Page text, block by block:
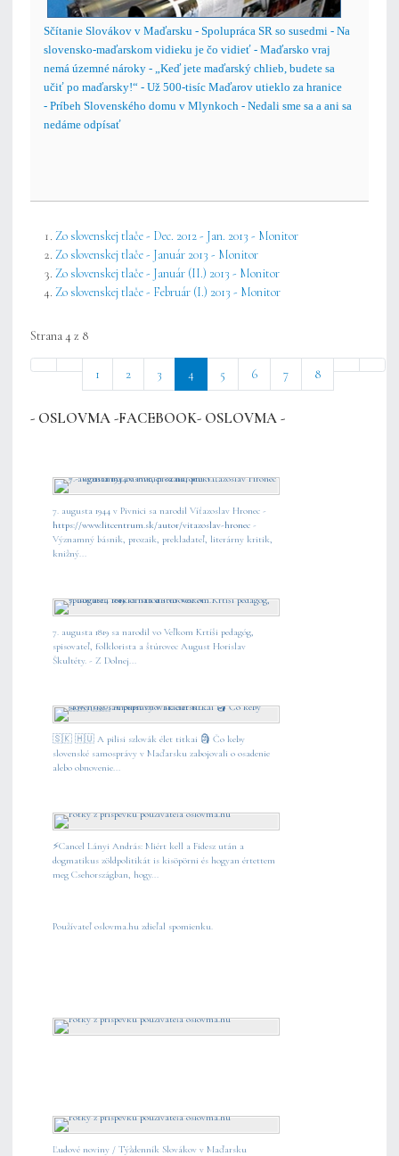
Sčítanie Slovákov v Maďarsku - Spolupráca SR so susedmi - Na
slovensko-maďarskom vidieku je čo vidieť - Maďarsko vraj
nemá územné nároky - „Keď jete maďarský chlieb, budete sa
učiť po maďarsky!“ - Už 500-tisíc Maďarov utieklo za hranice
- Príbeh Slovenského domu v Mlynkoch - Nedali sme sa a ani sa
nedáme odpísať
Zo slovenskej tlače - Dec. 2012 - Jan. 2013 - Monitor
Zo slovenskej tlače - Január 2013 - Monitor
Zo slovenskej tlače - Január (II.) 2013 - Monitor
Zo slovenskej tlače - Február (I.) 2013 - Monitor
Strana 4 z 8
1 2 3 4 5 6 7 8
- OSLOVMA -FACEBOOK- OSLOVMA -
7. augusta 1944 v Pivnici sa narodil Víťazoslav Hronec -
https://www.litcentrum.sk/autor/vitazoslav-hronec -
Významný básnik, prozaik, prekladateľ, literárny kritik,
knižný...
7. augusta 1819 sa narodil vo Veľkom Krtíši pedagóg,
spisovateľ, folklorista a štúrovec August Horislav
Škultéty. - Z Dolnej...
🇸🇰 🇭🇺 A pilisi szlovák élet titkai 🗿 Čo keby
slovenské samosprávy v Maďarsku zabojovali o osadenie
alebo obnovenie...
⚡️Cancel Lányi András: Miért kell a Fidesz után a
dogmatikus zöldpolitikát is kisöpörni és hogyan értettem
meg Csehországban, hogy...
Používateľ oslovma.hu zdieľal spomienku.
Ľudové noviny / Týždenník Slovákov v Maďarsku